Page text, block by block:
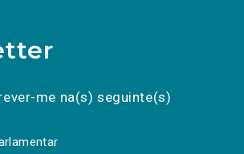
me na(s) seguinte(s)